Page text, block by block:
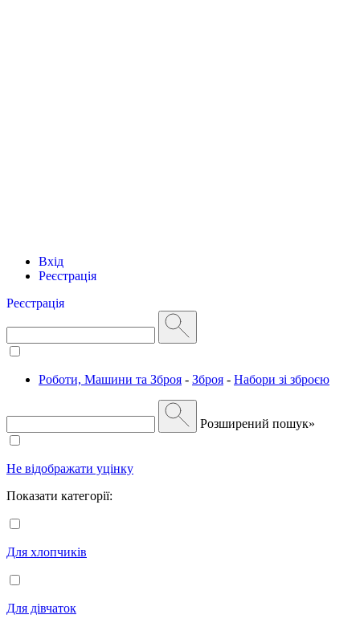
Вхід
Реєстрація
Реєстрація
Роботи, Машини та Зброя - Зброя - Набори зі зброєю
Розширений пошук»
Не відображати уцінку
Показати категорії:
Для хлопчиків
Для дівчаток